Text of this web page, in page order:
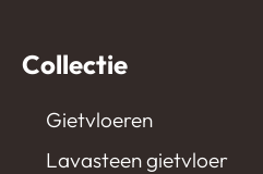
Collectie
Gietvloeren
Lavasteen gietvloer